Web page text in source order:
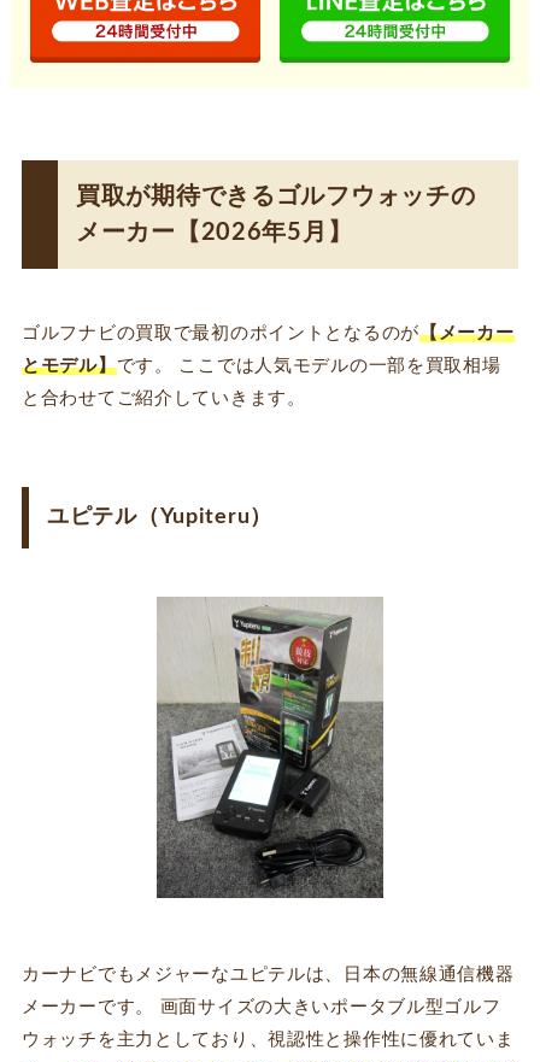
買取が期待できるゴルフウォッチの
メーカー【2026年5月】
ゴルフナビの買取で最初のポイントとなるのが【メーカー
とモデル】です。 ここでは人気モデルの一部を買取相場
と合わせてご紹介していきます。
ユピテル（Yupiteru）
カーナビでもメジャーなユピテルは、日本の無線通信機器
メーカーです。 画面サイズの大きいポータブル型ゴルフ
ウォッチを主力としており、視認性と操作性に優れていま